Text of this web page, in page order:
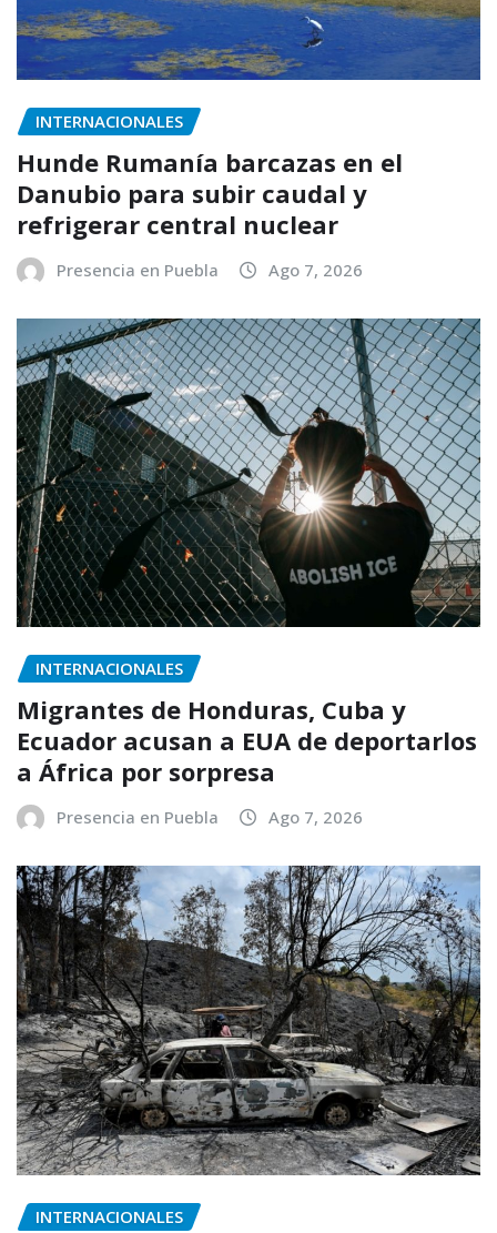
INTERNACIONALES
Hunde Rumanía barcazas en el
Danubio para subir caudal y
refrigerar central nuclear
Presencia en Puebla Ago 7, 2026
INTERNACIONALES
Migrantes de Honduras, Cuba y
Ecuador acusan a EUA de deportarlos
a África por sorpresa
Presencia en Puebla Ago 7, 2026
INTERNACIONALES